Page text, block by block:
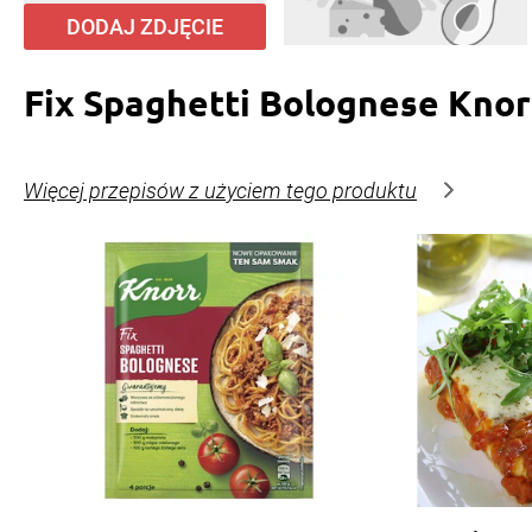
DODAJ ZDJĘCIE
Fix Spaghetti Bolognese
Więcej przepisów z użyciem tego produktu